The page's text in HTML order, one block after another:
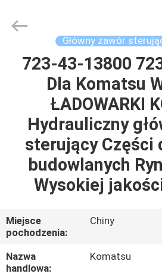
DOM
PRODUKTY
FILMY
POKAZ
O
NAS
Machinery
Reserved.
Główny zawór
723-43-13800
Dla Komatsu
ŁADOWARKI
Hydrauliczny
sterujący Części
budowlanych
Wysokiej
Miejsce
pochodzenia:
Chiny
Nazwa
handlowa:
Komatsu